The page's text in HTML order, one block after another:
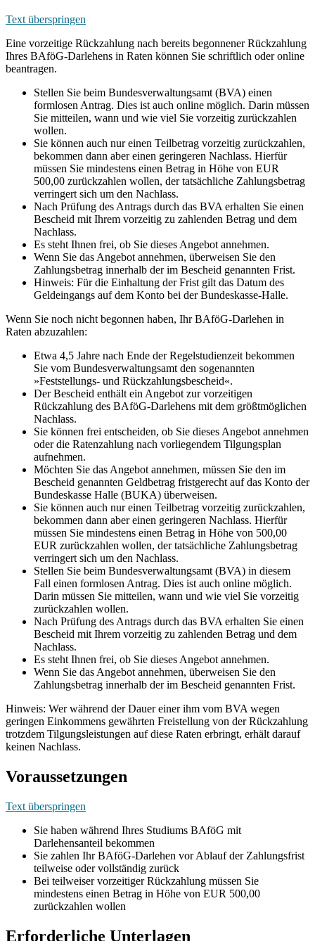
Text überspringen
Eine vorzeitige Rückzahlung nach bereits begonnener Rückzahlung
Ihres BAföG-Darlehens in Raten können Sie schriftlich oder online
beantragen.
Stellen Sie beim Bundesverwaltungsamt (BVA) einen
formlosen Antrag. Dies ist auch online möglich. Darin müssen
Sie mitteilen, wann und wie viel Sie vorzeitig zurückzahlen
wollen.
Sie können auch nur einen Teilbetrag vorzeitig zurückzahlen,
bekommen dann aber einen geringeren Nachlass. Hierfür
müssen Sie mindestens einen Betrag in Höhe von EUR
500,00 zurückzahlen wollen, der tatsächliche Zahlungsbetrag
verringert sich um den Nachlass.
Nach Prüfung des Antrags durch das BVA erhalten Sie einen
Bescheid mit Ihrem vorzeitig zu zahlenden Betrag und dem
Nachlass.
Es steht Ihnen frei, ob Sie dieses Angebot annehmen.
Wenn Sie das Angebot annehmen, überweisen Sie den
Zahlungsbetrag innerhalb der im Bescheid genannten Frist.
Hinweis: Für die Einhaltung der Frist gilt das Datum des
Geldeingangs auf dem Konto bei der Bundeskasse-Halle.
Wenn Sie noch nicht begonnen haben, Ihr BAföG-Darlehen in
Raten abzuzahlen:
Etwa 4,5 Jahre nach Ende der Regelstudienzeit bekommen
Sie vom Bundesverwaltungsamt den sogenannten
»Feststellungs- und Rückzahlungsbescheid«.
Der Bescheid enthält ein Angebot zur vorzeitigen
Rückzahlung des BAföG-Darlehens mit dem größtmöglichen
Nachlass.
Sie können frei entscheiden, ob Sie dieses Angebot annehmen
oder die Ratenzahlung nach vorliegendem Tilgungsplan
aufnehmen.
Möchten Sie das Angebot annehmen, müssen Sie den im
Bescheid genannten Geldbetrag fristgerecht auf das Konto der
Bundeskasse Halle (BUKA) überweisen.
Sie können auch nur einen Teilbetrag vorzeitig zurückzahlen,
bekommen dann aber einen geringeren Nachlass. Hierfür
müssen Sie mindestens einen Betrag in Höhe von 500,00
EUR zurückzahlen wollen, der tatsächliche Zahlungsbetrag
verringert sich um den Nachlass.
Stellen Sie beim Bundesverwaltungsamt (BVA) in diesem
Fall einen formlosen Antrag. Dies ist auch online möglich.
Darin müssen Sie mitteilen, wann und wie viel Sie vorzeitig
zurückzahlen wollen.
Nach Prüfung des Antrags durch das BVA erhalten Sie einen
Bescheid mit Ihrem vorzeitig zu zahlenden Betrag und dem
Nachlass.
Es steht Ihnen frei, ob Sie dieses Angebot annehmen.
Wenn Sie das Angebot annehmen, überweisen Sie den
Zahlungsbetrag innerhalb der im Bescheid genannten Frist.
Hinweis: Wer während der Dauer einer ihm vom BVA wegen
geringen Einkommens gewährten Freistellung von der Rückzahlung
trotzdem Tilgungsleistungen auf diese Raten erbringt, erhält darauf
keinen Nachlass.
Voraussetzungen
Text überspringen
Sie haben während Ihres Studiums BAföG mit
Darlehensanteil bekommen
Sie zahlen Ihr BAföG-Darlehen vor Ablauf der Zahlungsfrist
teilweise oder vollständig zurück
Bei teilweiser vorzeitiger Rückzahlung müssen Sie
mindestens einen Betrag in Höhe von EUR 500,00
zurückzahlen wollen
Erforderliche Unterlagen